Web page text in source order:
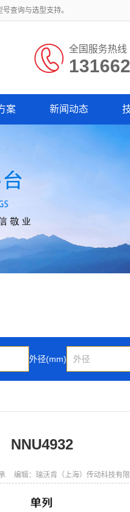
查询与选型支持。
全国服务热线
案 新闻动态
外径(mm)
NNU4932
编辑：瑞沃肯（上海）传动科技有限